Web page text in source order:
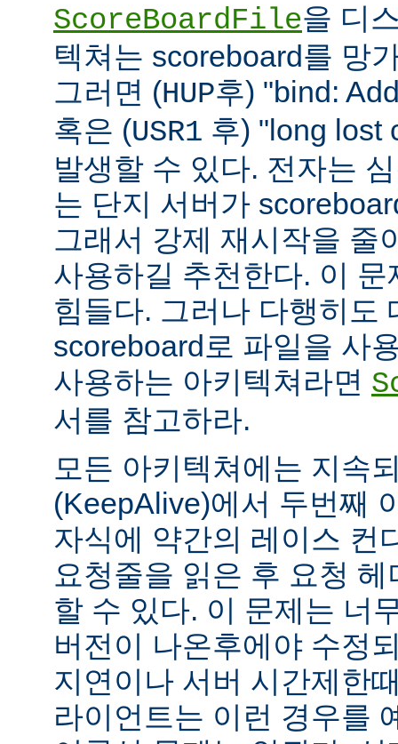
ScoreBoardFile을 디
텍쳐는 scoreboard를 망
그러면 (HUP후) "bind:
혹은 (USR1 후) "long lost
발생할 수 있다. 전자는
는 단지 서버가
그래서 강제 재시작을 줄
사용하길 추천한다. 이
힘들다. 그러나 다행히도
scoreboard로 파일을 사
사용하는 아키텍쳐라면
서를 참고하라.
모든 아키텍쳐에는 지속
(KeepAlive)에서 두번째
자식에 약간의 레이스 컨
요청줄을 읽은 후 요청
할 수 있다. 이 문제는 너
버전이 나온후에야 수정
지연이나 서버 시간제한
라이언트는 이런 경우를